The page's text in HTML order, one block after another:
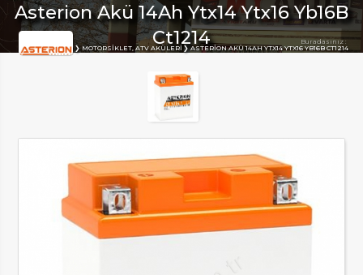
Buradasınız :
ASTERION AKÜ 14AH YTX14 YTX16 YB16B CT1214
MOTORSIKLET, ATV AKÜLERI
ANA SAYFA
Asterion Akü 14Ah Ytx14 Ytx16 Yb16B
Ct1214